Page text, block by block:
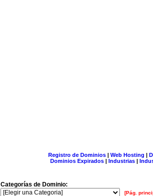
Registro de Dominios| Web Hosting |
Dominios Expirados | Industrias |
Categorías de Dominio:
[Pág.